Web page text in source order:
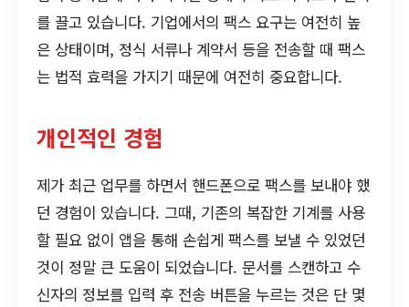
를 끌고 있습니다. 기업에서의 팩스 요구는 여전히 높
은 상태이며, 정식 서류나 계약서 등을 전송할 때 팩스
는 법적 효력을 가지기 때문에 여전히 중요합니다.
개인적인 경험
제가 최근 업무를 하면서 핸드폰으로 팩스를 보내야 했
던 경험이 있습니다. 그때, 기존의 복잡한 기계를 사용
할 필요 없이 앱을 통해 손쉽게 팩스를 보낼 수 있었던
것이 정말 큰 도움이 되었습니다. 문서를 스캔하고 수
신자의 정보를 입력 후 전송 버튼을 누르는 것은 단 몇